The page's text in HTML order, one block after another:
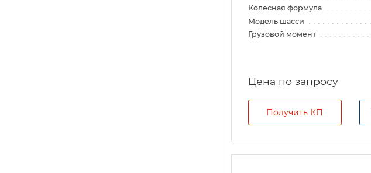
Колесная формула
Модель шасси
Грузовой момент
Цена по запросу
Получить КП